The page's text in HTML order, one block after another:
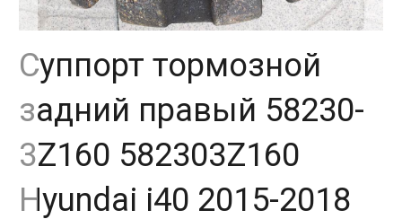
Суппорт тормозной
задний правый 58230-
3Z160 582303Z160
Hyundai i40 2015-2018